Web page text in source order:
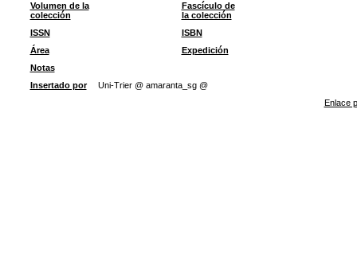
Volumen de la
colección
Fascículo de
la colección
ISSN
ISBN
Área
Expedición
Notas
Insertado por
Uni-Trier @ amaranta_sg @
Enlace